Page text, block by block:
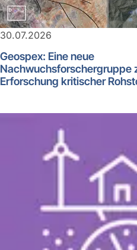
30.07.2026
Geospex: Eine neue
Nachwuchsforschergruppe
Erforschung kritischer